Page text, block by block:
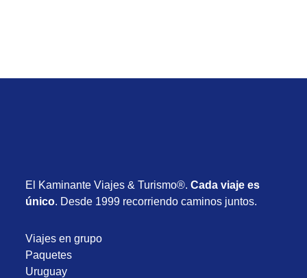
El Kaminante Viajes & Turismo®.Cada viaje es
único. Desde 1999 recorriendo caminos juntos.
Viajes en grupo
Paquetes
Uruguay